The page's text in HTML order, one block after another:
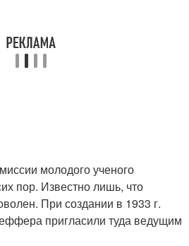
молодого ученого
пор. Известно лишь, что
При создании в 1933 г.
пригласили туда ведущим